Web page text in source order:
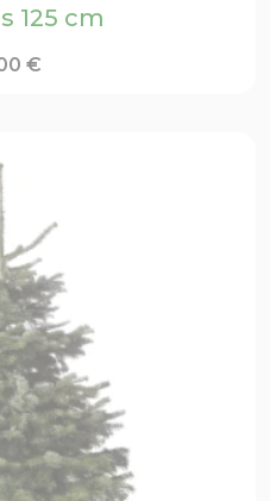
125 cm
€